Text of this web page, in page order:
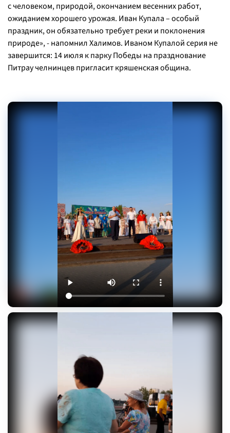
с человеком, природой, окончанием весенних работ,
ожиданием хорошего урожая. Иван Купала – особый
праздник, он обязательно требует реки и поклонения
природе», - напомнил Халимов. Иваном Купалой серия не
завершится: 14 июля к парку Победы на празднование
Питрау челнинцев пригласит кряшенская община.